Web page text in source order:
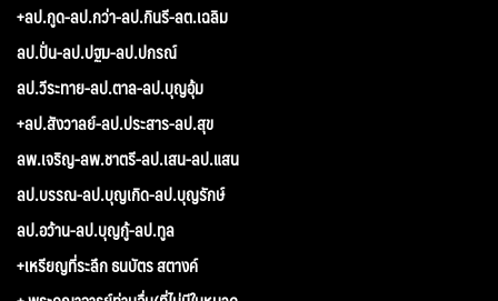
+ลป.กูด-ลป.กว่า-ลป.กินรี-ลต.เฉลิม
ลป.ปั่น-ลป.ปฐม-ลป.ปกรณ์
ลป.วีระทาย-ลป.ตาล-ลป.บุญอุ้ม
+ลป.สังวาลย์-ลป.ประสาร-ลป.สุข
ลพ.เจริญ-ลพ.ชาตรี-ลป.เสน-ลป.แสน
ลป.บรรณ-ลป.บุญเกิด-ลป.บุญรักษ์
ลป.อว้าน-ลป.บุญกู้-ลป.ทูล
+เหรียญที่ระลึก ธนบัตร สตางค์